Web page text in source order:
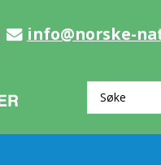
info@norske-